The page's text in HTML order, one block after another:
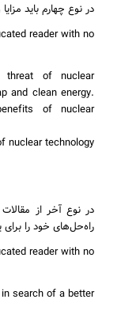
در نوع چهارم باید
reader with no
threat of nuclear
and clean energy.
of nuclear
nuclear technology
در نوع آخر از
راه‌حل‌های خود را
reader with no
search of a better